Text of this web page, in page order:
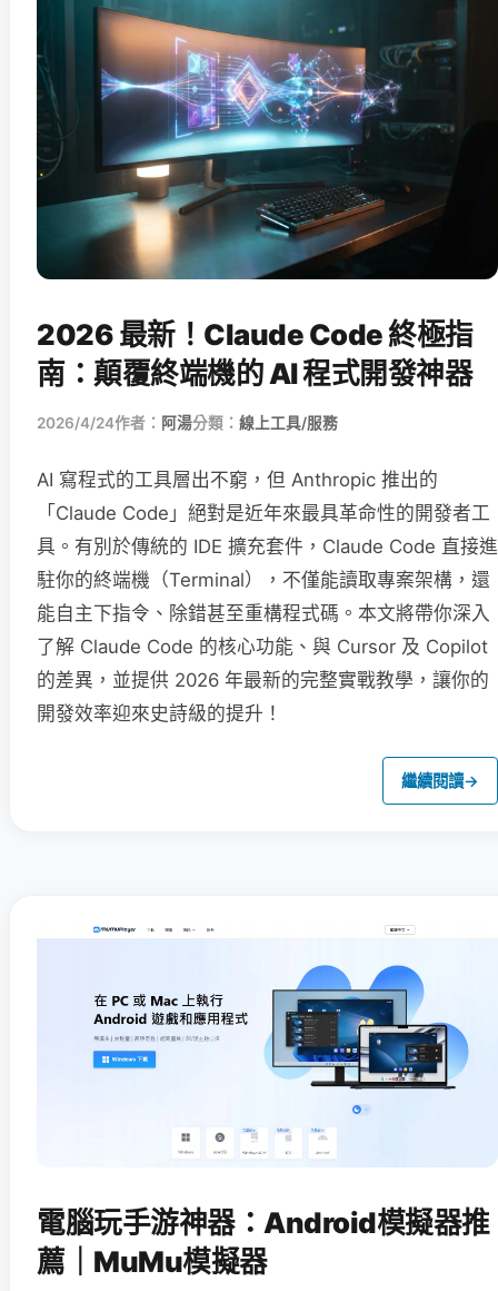
2026 最新！Claude Code 終極指
南：顛覆終端機的 AI 程式開發神器
2026/4/24作者： 阿湯分類： 線上工具/服務
AI 寫程式的工具層出不窮，但 Anthropic 推出的
「Claude Code」絕對是近年來最具革命性的開發者工
具。有別於傳統的 IDE 擴充套件，Claude Code 直接進
駐你的終端機（Terminal），不僅能讀取專案架構，還
能自主下指令、除錯甚至重構程式碼。本文將帶你深入
了解 Claude Code 的核心功能、與 Cursor 及 Copilot
的差異，並提供 2026 年最新的完整實戰教學，讓你的
開發效率迎來史詩級的提升！
繼續閱讀→
電腦玩手游神器：Android模擬器推
薦｜MuMu模擬器